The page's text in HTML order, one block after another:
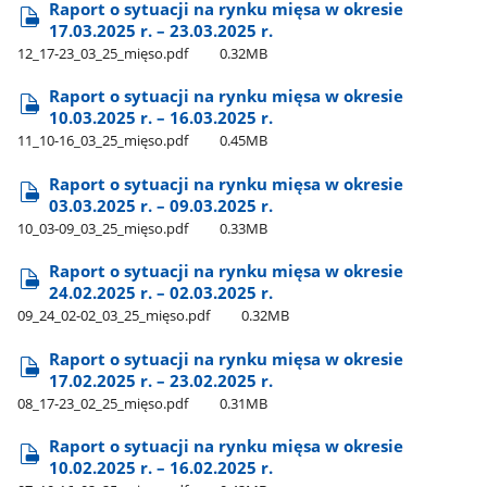
Raport o sytuacji na rynku mięsa w okresie
17.03.2025 r. – 23.03.2025 r.
12​_17-23​_03​_25​_mięso.pdf 0.32MB
Raport o sytuacji na rynku mięsa w okresie
10.03.2025 r. – 16.03.2025 r.
11​_10-16​_03​_25​_mięso.pdf 0.45MB
Raport o sytuacji na rynku mięsa w okresie
03.03.2025 r. – 09.03.2025 r.
10​_03-09​_03​_25​_mięso.pdf 0.33MB
Raport o sytuacji na rynku mięsa w okresie
24.02.2025 r. – 02.03.2025 r.
09​_24​_02-02​_03​_25​_mięso.pdf 0.32MB
Raport o sytuacji na rynku mięsa w okresie
17.02.2025 r. – 23.02.2025 r.
08​_17-23​_02​_25​_mięso.pdf 0.31MB
Raport o sytuacji na rynku mięsa w okresie
10.02.2025 r. – 16.02.2025 r.